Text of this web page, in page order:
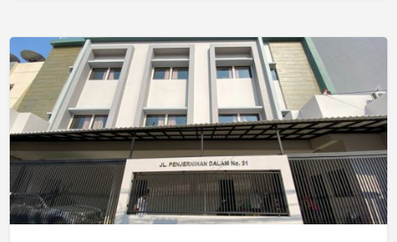
Kost
Casa
Rosa
Benhil